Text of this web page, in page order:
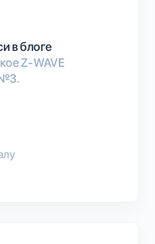
в блоге
Z-WAVE
№3.